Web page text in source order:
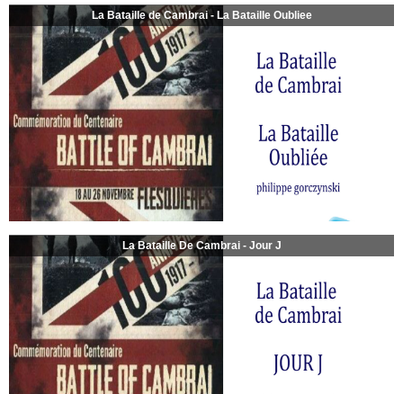
La Bataille de Cambrai - La Bataille Oubliee
La Bataille De Cambrai - Jour J